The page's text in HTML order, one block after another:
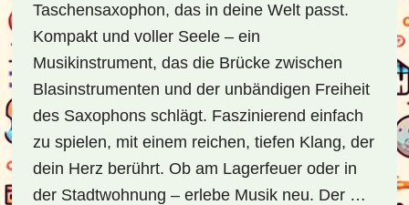
Taschensaxophon, das in deine Welt passt.
Kompakt und voller Seele – ein
Musikinstrument, das die Brücke zwischen
Blasinstrumenten und der unbändigen Freiheit
des Saxophons schlägt. Faszinierend einfach
zu spielen, mit einem reichen, tiefen Klang, der
dein Herz berührt. Ob am Lagerfeuer oder in
der Stadtwohnung – erlebe Musik neu. Der …